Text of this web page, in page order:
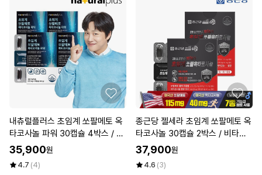
내츄럴플러스 초임계 쏘팔메토 옥
타코사놀 파워 30캡슐 4박스 / 로
르산 115mg 전립선 건강
35,900원
4.7 (4)
종근당 젤세라 초임계 쏘팔메토 옥
타코사놀 30캡슐 2박스 / 비타민B
아연 셀렌 미국산
37,900원
4.6 (3)